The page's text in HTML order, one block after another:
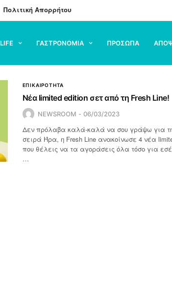
Πολιτική Απορρήτου
LIFE ΓΑΣΤΡΟΝΟΜΙΑ ΠΡΟΣΩΠΑ
ΕΠΙΚΑΙΡΟΤΗΤΑ
Νέα limited edition σετ από τη Fresh Line!
NEWSROOM 06/03/2023
Δεν πρόλαβα καλά-καλά να σου γράψω για τη
σειρά Ήρα, η Fresh Line ανακοίνωσε 4 νέα
που θέλεις να τα αγοράσεις όλα τόσο για
…